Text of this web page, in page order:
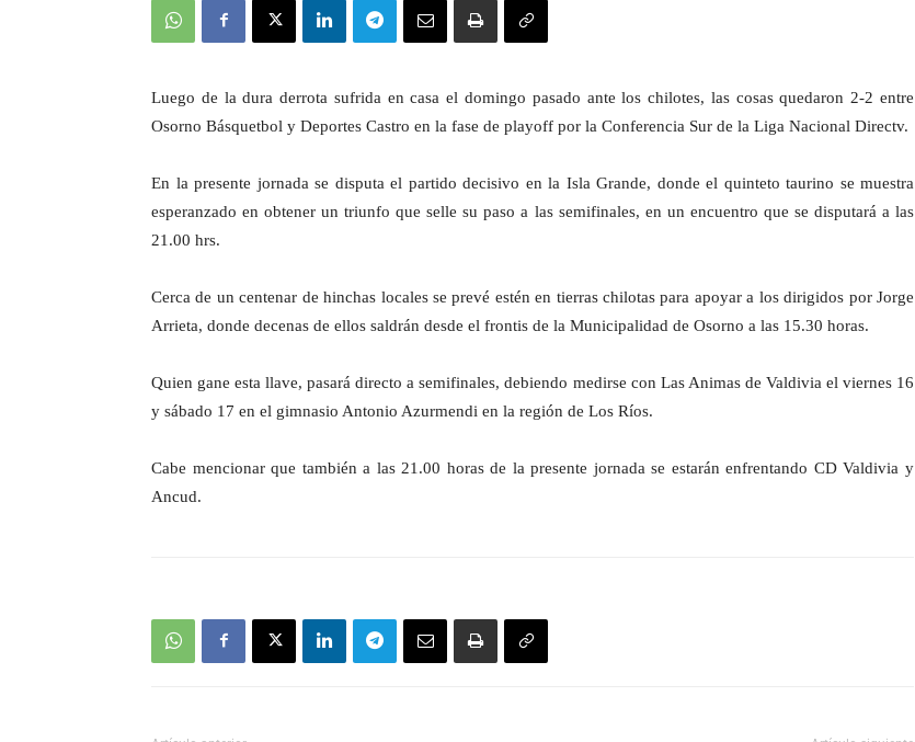
Luego de la dura derrota sufrida en casa el domingo pasado ante los chilotes, las cosas quedaron 2-2 entre
Osorno Básquetbol y Deportes Castro en la fase de playoff por la Conferencia Sur de la Liga Nacional Directv.
En la presente jornada se disputa el partido decisivo en la Isla Grande, donde el quinteto taurino se muestra
esperanzado en obtener un triunfo que selle su paso a las semifinales, en un encuentro que se disputará a las
21.00 hrs.
Cerca de un centenar de hinchas locales se prevé estén en tierras chilotas para apoyar a los dirigidos por Jorge
Arrieta, donde decenas de ellos saldrán desde el frontis de la Municipalidad de Osorno a las 15.30 horas.
Quien gane esta llave, pasará directo a semifinales, debiendo medirse con Las Animas de Valdivia el viernes 16
y sábado 17 en el gimnasio Antonio Azurmendi en la región de Los Ríos.
Cabe mencionar que también a las 21.00 horas de la presente jornada se estarán enfrentando CD Valdivia y
Ancud.